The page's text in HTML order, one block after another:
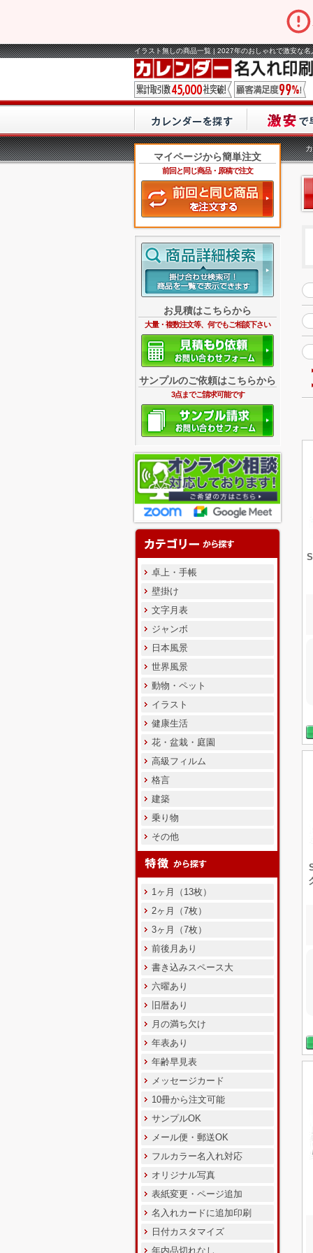
イラスト無しの商品一覧 | 2027年のおしゃれで激安な名
マイページから簡単注文
前回と同じ商品・原稿で注文
お見積はこちらから
大量・複数注文等、何でもご相談下さい
サンプルのご依頼はこちらから
3点までご請求可能です
卓上・手帳
壁掛け
文字月表
ジャンボ
日本風景
世界風景
動物・ペット
イラスト
健康生活
花・盆栽・庭園
高級フィルム
格言
建築
乗り物
その他
1ヶ月（13枚）
2ヶ月（7枚）
3ヶ月（7枚）
前後月あり
書き込みスペース大
六曜あり
旧暦あり
月の満ち欠け
年表あり
年齢早見表
メッセージカード
10冊から注文可能
サンプルOK
メール便・郵送OK
フルカラー名入れ対応
オリジナル写真
表紙変更・ページ追加
名入れカードに追加印刷
日付カスタマイズ
年内品切れなし